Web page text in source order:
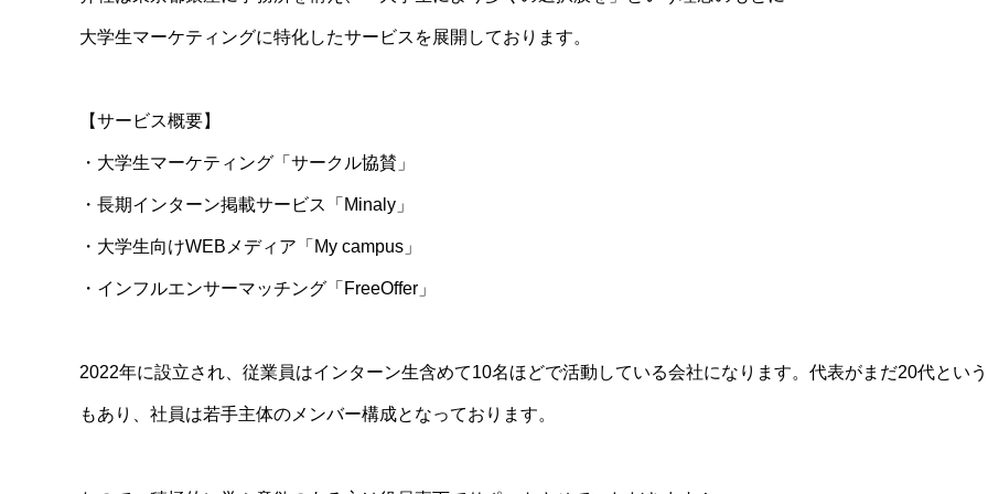
大学生マーケティングに特化したサービスを展開しております。
【サービス概要】
・大学生マーケティング「サークル協賛」
・長期インターン掲載サービス「Minaly」
・大学生向けWEBメディア「My campus」
・インフルエンサーマッチング「FreeOffer」
2022年に設立され、従業員はインターン生含めて10名ほどで活動している会社になります。代表がまだ20代とい
もあり、社員は若手主体のメンバー構成となっております。